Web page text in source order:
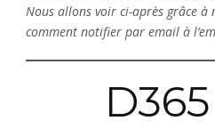
Nous allons voir ci-après grâce à
comment notifier par email à